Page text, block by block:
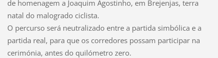
de homenagem a Joaquim Agostinho, em Brejenjas, terra
natal do malogrado ciclista.
O percurso será neutralizado entre a partida simbólica e a
partida real, para que os corredores possam participar na
cerimónia, antes do quilómetro zero.